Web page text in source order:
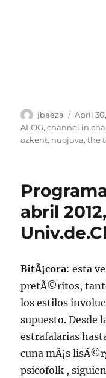
Author
jbaeza
Posted
on
April
ALOG,channel in
ozkent, nuojuva,the
abril
BitÃ¡cora: esta
pretÃ©ritos,
los estilos
supuesto. Desde
estrafalarias
cuna mÃ¡s
psicofolk ,